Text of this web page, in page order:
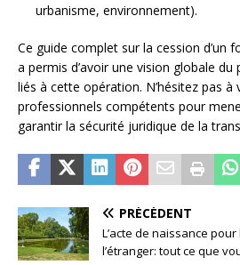
urbanisme, environnement).
Ce guide complet sur la cession d’un
a permis d’avoir une vision globale
liés à cette opération. N’hésitez pas à
professionnels compétents pour
garantir la sécurité juridique de la
PRÉCÉDENT
L’acte de naissance
l’étranger: tout ce que